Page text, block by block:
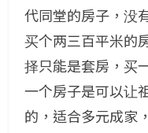
代同堂的房子，没
买个两三百平米的
择只能是套房，买
一个房子是可以让
的，适合多元成家